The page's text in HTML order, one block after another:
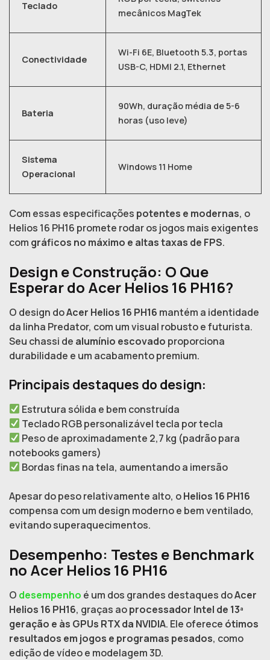
Teclado
mecânicos MagTek
Conectividade
Wi-Fi 6E, Bluetooth 5.3, portas
USB-C, HDMI 2.1, Ethernet
Bateria
90Wh, duração média de 5-6
horas (uso leve)
Sistema
Operacional
Windows 11 Home
Com essas especificações potentes e modernas, o
Helios 16 PH16 promete rodar os jogos mais exigentes
com gráficos no máximo e altas taxas de FPS.
Design e Construção: O Que
Esperar do Acer Helios 16 PH16?
O design doAcer Helios 16 PH16 mantém a identidade
da linha Predator, com um visual robusto e futurista.
Seu chassi de alumínio escovado proporciona
durabilidade e um acabamento premium.
Principais destaques do design:
Estrutura sólida e bem construída
Teclado RGB personalizável tecla por tecla
Peso de aproximadamente 2,7 kg (padrão para
notebooks gamers)
Bordas finas na tela, aumentando a imersão
Apesar do peso relativamente alto, oHelios 16 PH16
compensa com um design moderno e bem ventilado,
evitando superaquecimentos.
Desempenho: Testes e Benchmark
no Acer Helios 16 PH16
O desempenho é um dos grandes destaques doAcer
Helios 16 PH16, graças aoprocessador Intel de 13ª
geração e às GPUs RTX da NVIDIA. Ele oferece ótimos
resultados em jogos e programas pesados, como
edição de vídeo e modelagem 3D.